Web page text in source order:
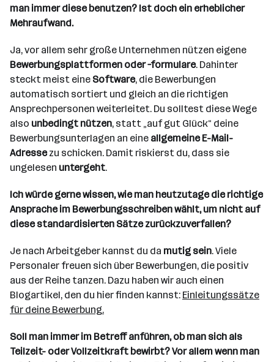
man immer diese benutzen? Ist doch ein erheblicher
Mehraufwand.
Ja, vor allem sehr große Unternehmen nützen eigene
Bewerbungsplattformen oder –formulare. Dahinter
steckt meist eine Software, die Bewerbungen
automatisch sortiert und gleich an die richtigen
Ansprechpersonen weiterleitet. Du solltest diese Wege
also unbedingt nützen, statt „auf gut Glück“ deine
Bewerbungsunterlagen an eine allgemeine E-Mail-
Adressezu schicken. Damit riskierst du, dass sie
ungelesen untergeht.
Ich würde gerne wissen, wie man heutzutage die richtige
Ansprache im Bewerbungsschreiben wählt, um nicht auf
diese standardisierten Sätze zurückzuverfallen?
Je nach Arbeitgeber kannst du da mutig sein. Viele
Personaler freuen sich über Bewerbungen, die positiv
aus der Reihe tanzen. Dazu haben wir auch einen
Blogartikel, den du hier finden kannst: Einleitungssätze
für deine Bewerbung.
Soll man immer im Betreff anführen, ob man sich als
Teilzeit- oder Vollzeitkraft bewirbt? Vor allem wenn man